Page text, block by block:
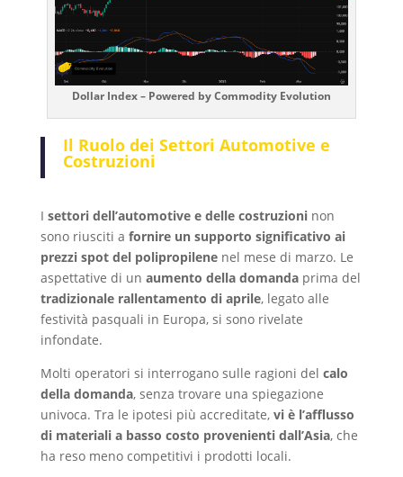
Dollar Index – Powered by Commodity Evolution
Il Ruolo dei Settori Automotive e
Costruzioni
I settori dell’automotive e delle costruzioninon
sono riusciti a fornire un supporto significativo ai
prezzi spot del polipropilenenel mese di marzo. Le
aspettative di un aumento della domandaprima del
tradizionale rallentamento di aprile, legato alle
festività pasquali in Europa, si sono rivelate
infondate.
Molti operatori si interrogano sulle ragioni del calo
della domanda, senza trovare una spiegazione
univoca. Tra le ipotesi più accreditate, vi è l’afflusso
di materiali a basso costo provenienti dall’Asia, che
ha reso meno competitivi i prodotti locali.